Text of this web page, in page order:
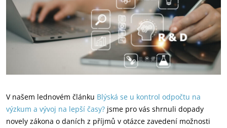
V našem lednovém článku Blýská se u kontrol odpočtu na
výzkum a vývoj na lepší časy? jsme pro vás shrnuli dopady
novely zákona o daních z příjmů v otázce zavedení možnosti